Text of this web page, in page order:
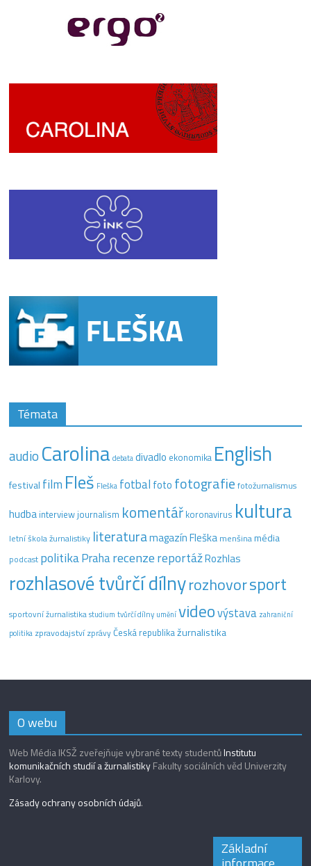
Témata
audio Carolina debata divadlo ekonomika English
festival film Fleš Fleška fotbal foto fotografie fotožurnalismus
hudba interview journalism komentář koronavirus kultura
letní škola žurnalistiky literaturamagazín Fleška menšinamédia
podcast politikaPraharecenzereportážRozhlas
rozhlasové tvůrčí dílnyrozhovorsport
sportovní žurnalistika studium tvůrčí dílny uměnívideovýstava zahraniční
politika zpravodajstvízprávyČeská republikažurnalistika
O webu
Web Média IKSŽ zveřejňuje vybrané texty studentůInstitutu
komunikačních studií a žurnalistikyFakulty sociálních věd Univerzity
Karlovy.
Zásady ochrany osobních údajů.
Základní